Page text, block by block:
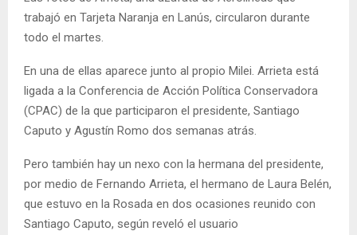
trabajó en Tarjeta Naranja en Lanús, circularon durante
todo el martes.
En una de ellas aparece junto al propio Milei. Arrieta está
ligada a la Conferencia de Acción Política Conservadora
(CPAC) de la que participaron el presidente, Santiago
Caputo y Agustín Romo dos semanas atrás.
Pero también hay un nexo con la hermana del presidente,
por medio de Fernando Arrieta, el hermano de Laura Belén,
que estuvo en la Rosada en dos ocasiones reunido con
Santiago Caputo, según reveló el usuario